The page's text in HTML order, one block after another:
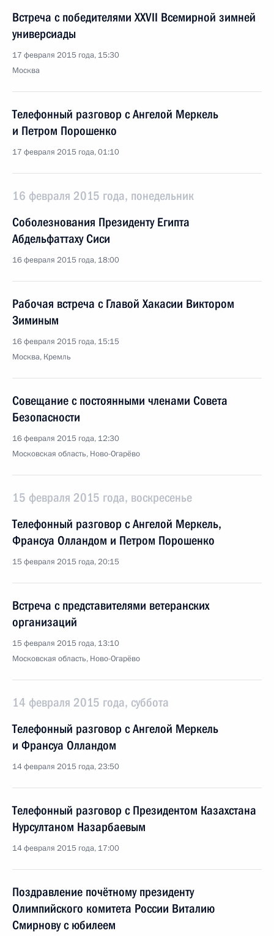
Встреча с победителями XXVII Всемирной зимней
универсиады
17 февраля 2015 года, 15:30
Москва
Телефонный разговор с Ангелой Меркель
и Петром Порошенко
17 февраля 2015 года, 01:10
16 февраля 2015 года, понедельник
Соболезнования Президенту Египта
Абдельфаттаху Сиси
16 февраля 2015 года, 18:00
Рабочая встреча с Главой Хакасии Виктором
Зиминым
16 февраля 2015 года, 15:15
Москва, Кремль
Совещание с постоянными членами Совета
Безопасности
16 февраля 2015 года, 12:30
Московская область, Ново-Огарёво
15 февраля 2015 года, воскресенье
Телефонный разговор с Ангелой Меркель,
Франсуа Олландом и Петром Порошенко
15 февраля 2015 года, 20:15
Встреча с представителями ветеранских
организаций
15 февраля 2015 года, 13:10
Московская область, Ново-Огарёво
14 февраля 2015 года, суббота
Телефонный разговор с Ангелой Меркель
и Франсуа Олландом
14 февраля 2015 года, 23:50
Телефонный разговор с Президентом Казахстана
Нурсултаном Назарбаевым
14 февраля 2015 года, 17:00
Поздравление почётному президенту
Олимпийского комитета России Виталию
Смирнову с юбилеем